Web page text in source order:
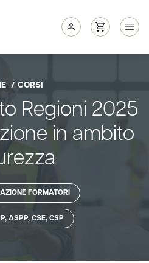
CORSI
Regioni 2025
in ambito
FORMATORI
ASPP, CSE, CSP